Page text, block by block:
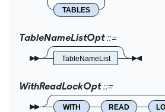
TABLES
TableNameListOpt
TableNameList
WithReadLockOpt
WITH READ